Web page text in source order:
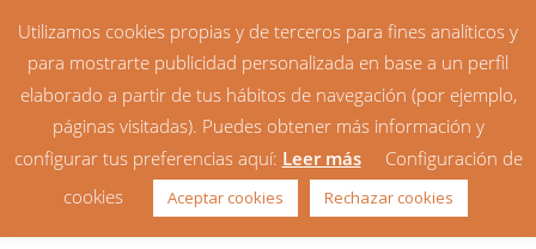
Homilía: 4º Domingo de
Cuaresma
Utilizamos cookies propias y de terceros para fines analíticos y
para mostrarte publicidad personalizada en base a un perfil
elaborado a partir de tus hábitos de navegación (por ejemplo,
páginas visitadas). Puedes obtener más información y
configurar tus preferencias aquí: Leer más
Configuración de
cookies
Aceptar cookies Rechazar cookies